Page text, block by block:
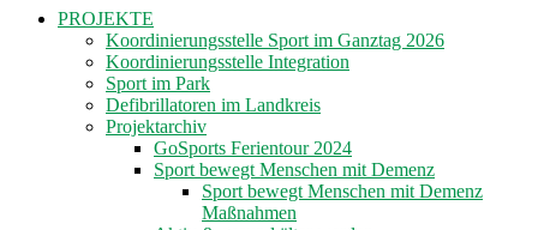
PROJEKTE
Koordinierungsstelle Sport im Ganztag 2026
Koordinierungsstelle Integration
Sport im Park
Defibrillatoren im Landkreis
Projektarchiv
GoSports Ferientour 2024
Sport bewegt Menschen mit Demenz
Sport bewegt Menschen mit Demenz
Maßnahmen